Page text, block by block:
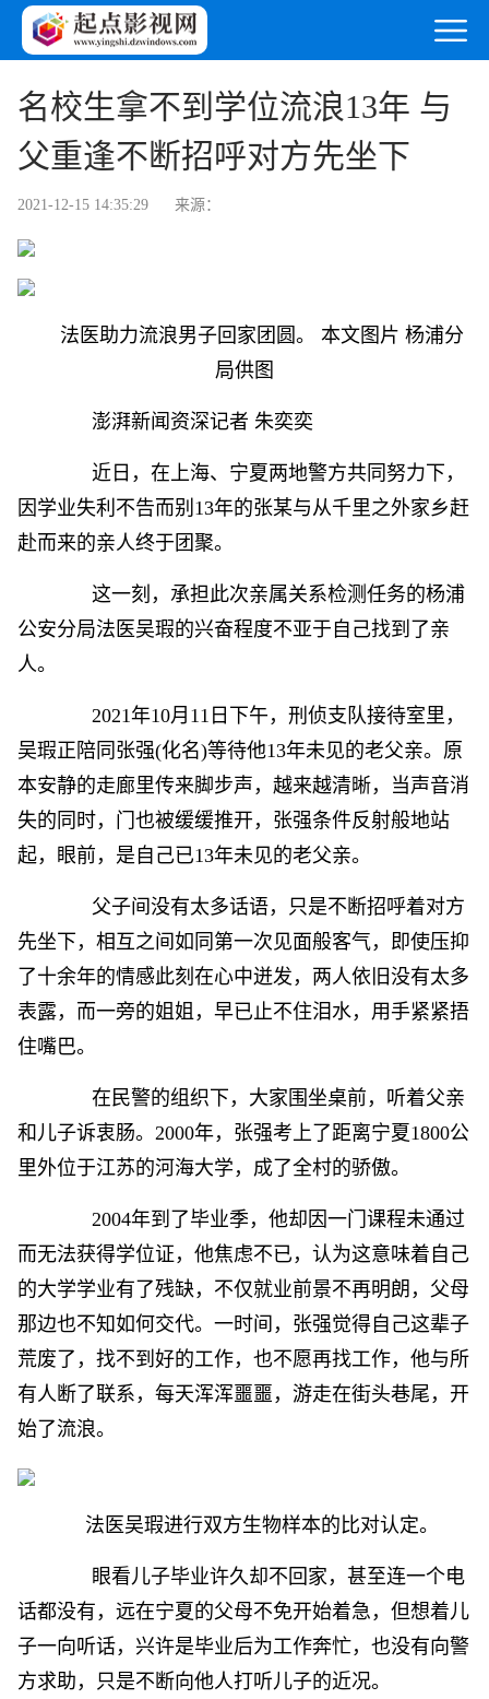
名校生拿不到学位流浪13年 与
父重逢不断招呼对方先坐下
2021-12-15 14:35:29 来源：
法医助力流浪男子回家团圆。 本文图片 杨浦分
局供图
澎湃新闻资深记者 朱奕奕
近日，在上海、宁夏两地警方共同努力下，
因学业失利不告而别13年的张某与从千里之外家乡赶
赴而来的亲人终于团聚。
这一刻，承担此次亲属关系检测任务的杨浦
公安分局法医吴瑕的兴奋程度不亚于自己找到了亲
人。
2021年10月11日下午，刑侦支队接待室里，
吴瑕正陪同张强(化名)等待他13年未见的老父亲。原
本安静的走廊里传来脚步声，越来越清晰，当声音消
失的同时，门也被缓缓推开，张强条件反射般地站
起，眼前，是自己已13年未见的老父亲。
父子间没有太多话语，只是不断招呼着对方
先坐下，相互之间如同第一次见面般客气，即使压抑
了十余年的情感此刻在心中迸发，两人依旧没有太多
表露，而一旁的姐姐，早已止不住泪水，用手紧紧捂
住嘴巴。
在民警的组织下，大家围坐桌前，听着父亲
和儿子诉衷肠。2000年，张强考上了距离宁夏1800公
里外位于江苏的河海大学，成了全村的骄傲。
2004年到了毕业季，他却因一门课程未通过
而无法获得学位证，他焦虑不已，认为这意味着自己
的大学学业有了残缺，不仅就业前景不再明朗，父母
那边也不知如何交代。一时间，张强觉得自己这辈子
荒废了，找不到好的工作，也不愿再找工作，他与所
有人断了联系，每天浑浑噩噩，游走在街头巷尾，开
始了流浪。
法医吴瑕进行双方生物样本的比对认定。
眼看儿子毕业许久却不回家，甚至连一个电
话都没有，远在宁夏的父母不免开始着急，但想着儿
子一向听话，兴许是毕业后为工作奔忙，也没有向警
方求助，只是不断向他人打听儿子的近况。